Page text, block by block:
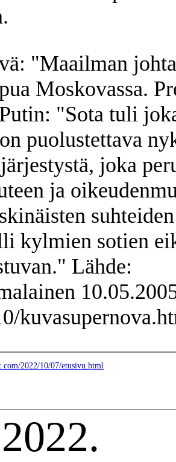
"Maailman
Moskovassa.
"Sota tuli
puolustettava
joka
ja
kylmien sotien
Lähde:
2022/10/07/etusivu.html